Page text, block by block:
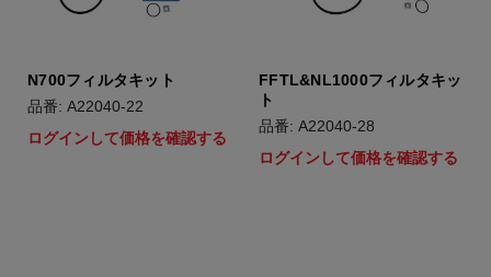
N700フィルタキット
品番: A22040-22
ログインして価格を確認する
FFTL&NL1000フィルタキッ
ト
品番: A22040-28
ログインして価格を確認する